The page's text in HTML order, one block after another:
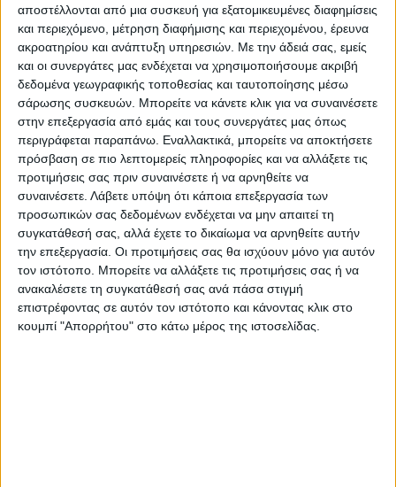
αποστέλλονται από μια συσκευή για εξατομικευμένες διαφημίσεις
και περιεχόμενο, μέτρηση διαφήμισης και περιεχομένου, έρευνα
ακροατηρίου και ανάπτυξη υπηρεσιών. Με την άδειά σας, εμείς
και οι συνεργάτες μας ενδέχεται να χρησιμοποιήσουμε ακριβή
δεδομένα γεωγραφικής τοποθεσίας και ταυτοποίησης μέσω
σάρωσης συσκευών. Μπορείτε να κάνετε κλικ για να συναινέσετε
στην επεξεργασία από εμάς και τους συνεργάτες μας όπως
περιγράφεται παραπάνω. Εναλλακτικά, μπορείτε να αποκτήσετε
πρόσβαση σε πιο λεπτομερείς πληροφορίες και να αλλάξετε τις
προτιμήσεις σας πριν συναινέσετε ή να αρνηθείτε να
συναινέσετε. Λάβετε υπόψη ότι κάποια επεξεργασία των
προσωπικών σας δεδομένων ενδέχεται να μην απαιτεί τη
συγκατάθεσή σας, αλλά έχετε το δικαίωμα να αρνηθείτε αυτήν
την επεξεργασία. Οι προτιμήσεις σας θα ισχύουν μόνο για αυτόν
τον ιστότοπο. Μπορείτε να αλλάξετε τις προτιμήσεις σας ή να
ανακαλέσετε τη συγκατάθεσή σας ανά πάσα στιγμή
επιστρέφοντας σε αυτόν τον ιστότοπο και κάνοντας κλικ στο
κουμπί "Απορρήτου" στο κάτω μέρος της ιστοσελίδας.
G-League με τους Ελίτ Μπέι Χοκς, στους
οποίους κατέγραψε 13.1 πόντους και 2.5
ριμπάουντ. Την επόμενη σεζόν 2016-17,
ήρθε για πρώτη φορά στην Ελλάδα
φορώντας τη φανέλα του ΠΑΟΚ με
απολογισμό 11.1 πόντους και 2.8 ριμπάουντ.
Στη συνέχεια αγωνίστηκε τη σεζόν 2017-18
στο πρωτάθλημα Γερμανίας αρχικά με τη
Βάισενφελς και στη συνέχεια με τους
Σκάιλαϊνερς, ενώ το 2018 επέστρεψε στις
ΗΠΑ όπου οι πολύ καλές εμφανίσεις στη G-
League (16.1 πόντοι, 4.4 ριμπάουντ) του
έδωσαν το εισιτήριο για το ΝΒΑ, καθώς